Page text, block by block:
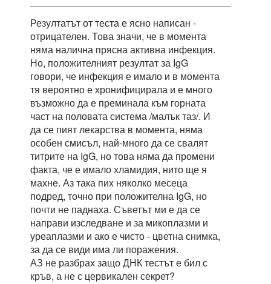
Резултатът от теста е ясно написан -
отрицателен. Това значи, че в момента
няма налична прясна активна инфекция.
Но, положителният резултат за IgG
говори, че инфекция е имало и в момента
тя вероятно е хронифицирала и е много
възможно да е преминала към горната
част на половата система /малък таз/. И
да се пият лекарства в момента, няма
особен смисъл, най-много да се свалят
титрите на IgG, но това няма да промени
факта, че е имало хламидия, нито ще я
махне. Аз така пих няколко месеца
подред, точно при положителна IgG, но
почти не паднаха. Съветът ми е да се
направи изследване и за микоплазми и
уреаплазми и ако е чисто - цветна снимка,
за да се види има ли поражения.
АЗ не разбрах защо ДНК тестът е бил с
кръв, а не с цервикален секрет?